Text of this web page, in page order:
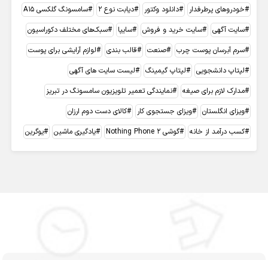
خودروهای پرطرفدار
دانلود وکتور دیابت نوع ۲
سامسونگ گلکسی A15
سایت آگهی
سایت خرید و فروش سایپا
سبک‌های مختلف دکوراسیون
سرم آبرسان پوست چرب
صنعت قالب بندی
لوازم آرایشی برای پوست
لپتاپ دانشجویی
لپتاپ گیمینگ
لیست سایت های آگهی
مدارک لازم برای صیغه
نمایندگی تعمیر تلویزیون سامسونگ در تبریز
ویزای انگلستان
ویزای جستجوی کار
کالای دست دوم ارزان
کسب درآمد از خانه
گوشی Nothing Phone 2 یادگیری ماشین یوگرین